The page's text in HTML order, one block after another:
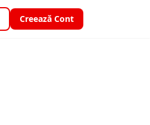
Creează Cont